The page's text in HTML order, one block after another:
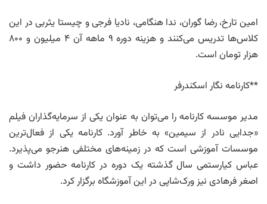
امین تارخ، رضا گوران، ندا هنگامی، نادیا فرجی و چیستا یثربی در این
کلاس‌ها تدریس می‌کنند و هزینه دوره ۹ ماهه آن ۴ میلیون و ۸۰۰
هزار تومان است.
**کارنامه نگار اسکندرفر
مدیر موسسه کارنامه را می‌توان به عنوان یکی از سرمایه‌گذاران فیلم
«جدایی نادر از سیمین» به خاطر آورد. کارنامه یکی از فعال‌ترین
موسسات آموزشی است که در زمینه‌های مختلفی هنرجو می‌پذیرد.
عباس کیارستمی سال گذشته یک دوره در کارنامه حضور داشت و
اصغر فرهادی نیز ورک‌شاپی در این آموزشگاه برگزار کرد.